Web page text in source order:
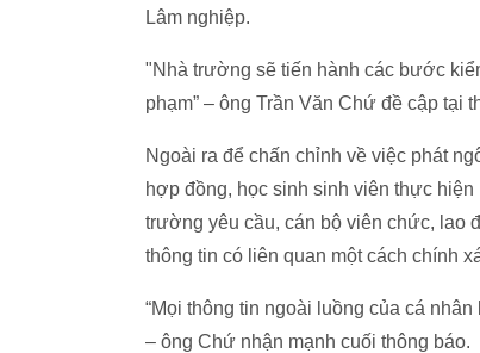
Lâm nghiệp.
"Nhà trường sẽ tiến hành các bước
phạm” – ông Trần Văn Chứ đề cập tại
Ngoài ra để chấn chỉnh về việc phát
hợp đồng, học sinh sinh viên thực
trường yêu cầu, cán bộ viên chức, lao
thông tin có liên quan một cách chính
“Mọi thông tin ngoài luồng của cá
– ông Chứ nhận mạnh cuối thông báo.